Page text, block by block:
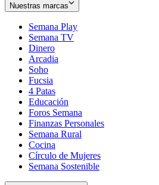
Nuestras marcas
Semana Play
Semana TV
Dinero
Arcadia
Soho
in
new
window
Fucsia
in
new
window
4 Patas
Educación
Foros Semana
Finanzas Personales
Semana Rural
Cocina
Círculo de Mujeres
Semana Sostenible